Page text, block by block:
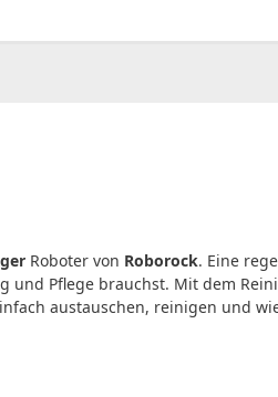
Roboter von Roborock. Eine
und Pflege brauchst. Mit dem
austauschen, reinigen und